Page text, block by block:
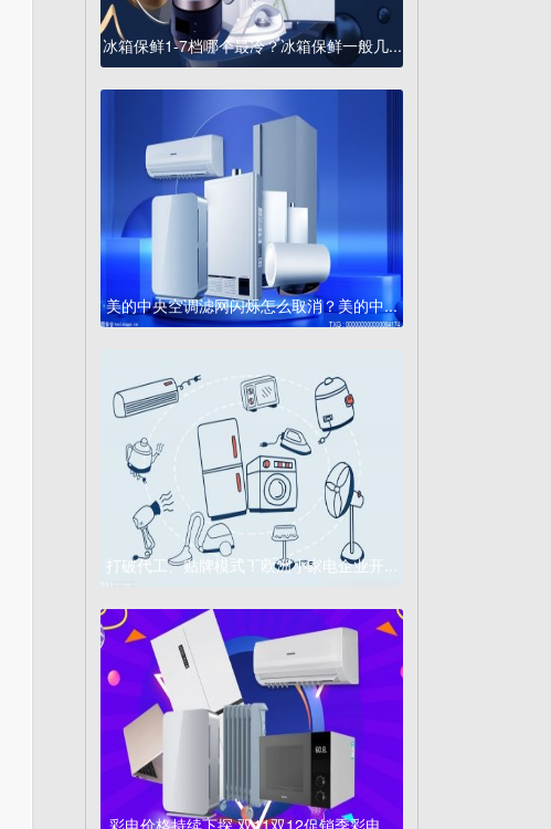
冰箱保鲜1-7档哪个最冷？冰箱保鲜一般几...
美的中央空调滤网闪烁怎么取消？美的中...
打破代工、贴牌模式！欧洲小家电企业开...
彩电价格持续下探 双11双12促销季彩电...